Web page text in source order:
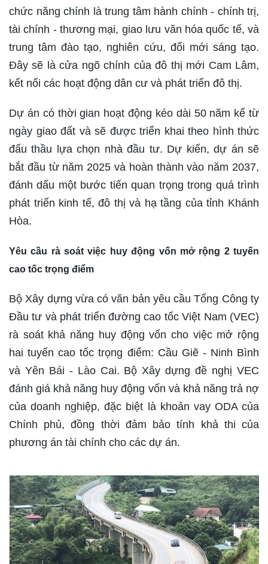
chức năng chính là trung tâm hành chính - chính trị,
tài chính - thương mại, giao lưu văn hóa quốc tế, và
trung tâm đào tạo, nghiên cứu, đổi mới sáng tạo.
Đây sẽ là cửa ngõ chính của đô thị mới Cam Lâm,
kết nối các hoạt động dân cư và phát triển đô thị.
Dự án có thời gian hoạt động kéo dài 50 năm kể từ
ngày giao đất và sẽ được triển khai theo hình thức
đấu thầu lựa chọn nhà đầu tư. Dự kiến, dự án sẽ
bắt đầu từ năm 2025 và hoàn thành vào năm 2037,
đánh dấu một bước tiến quan trọng trong quá trình
phát triển kinh tế, đô thị và hạ tầng của tỉnh Khánh
Hòa.
Yêu cầu rà soát việc huy động vốn mở rộng 2 tuyến
cao tốc trọng điểm
Bộ Xây dựng vừa có văn bản yêu cầu Tổng Công ty
Đầu tư và phát triển đường cao tốc Việt Nam (VEC)
rà soát khả năng huy động vốn cho việc mở rộng
hai tuyến cao tốc trọng điểm: Cầu Giẽ - Ninh Bình
và Yên Bái - Lào Cai. Bộ Xây dựng đề nghị VEC
đánh giá khả năng huy động vốn và khả năng trả nợ
của doanh nghiệp, đặc biệt là khoản vay ODA của
Chính phủ, đồng thời đảm bảo tính khả thi của
phương án tài chính cho các dự án.